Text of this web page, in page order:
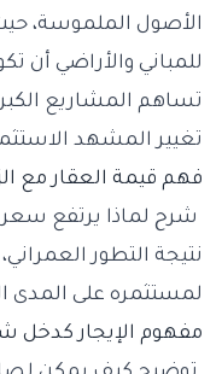
الأصول الملموسة،
للمباني والأراضي أن
تساهم المشاريع
تغيير المشهد
فهم قيمة العقار مع
شرح لماذا يرتفع سعر
نتيجة التطور
لمستثمره على المدى
مفهوم الإيجار كدخل